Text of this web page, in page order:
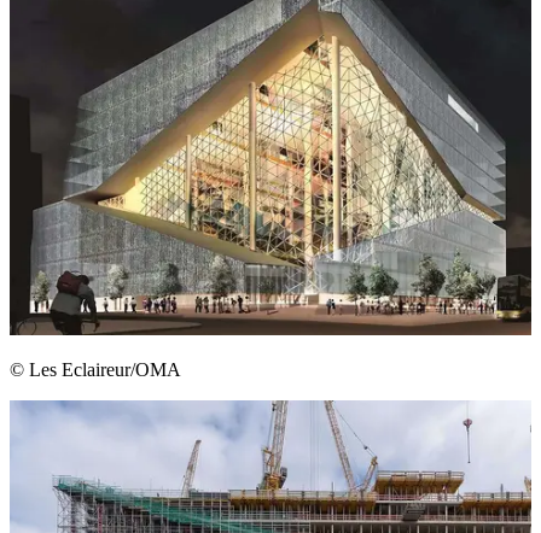
© Les Eclaireur/OMA